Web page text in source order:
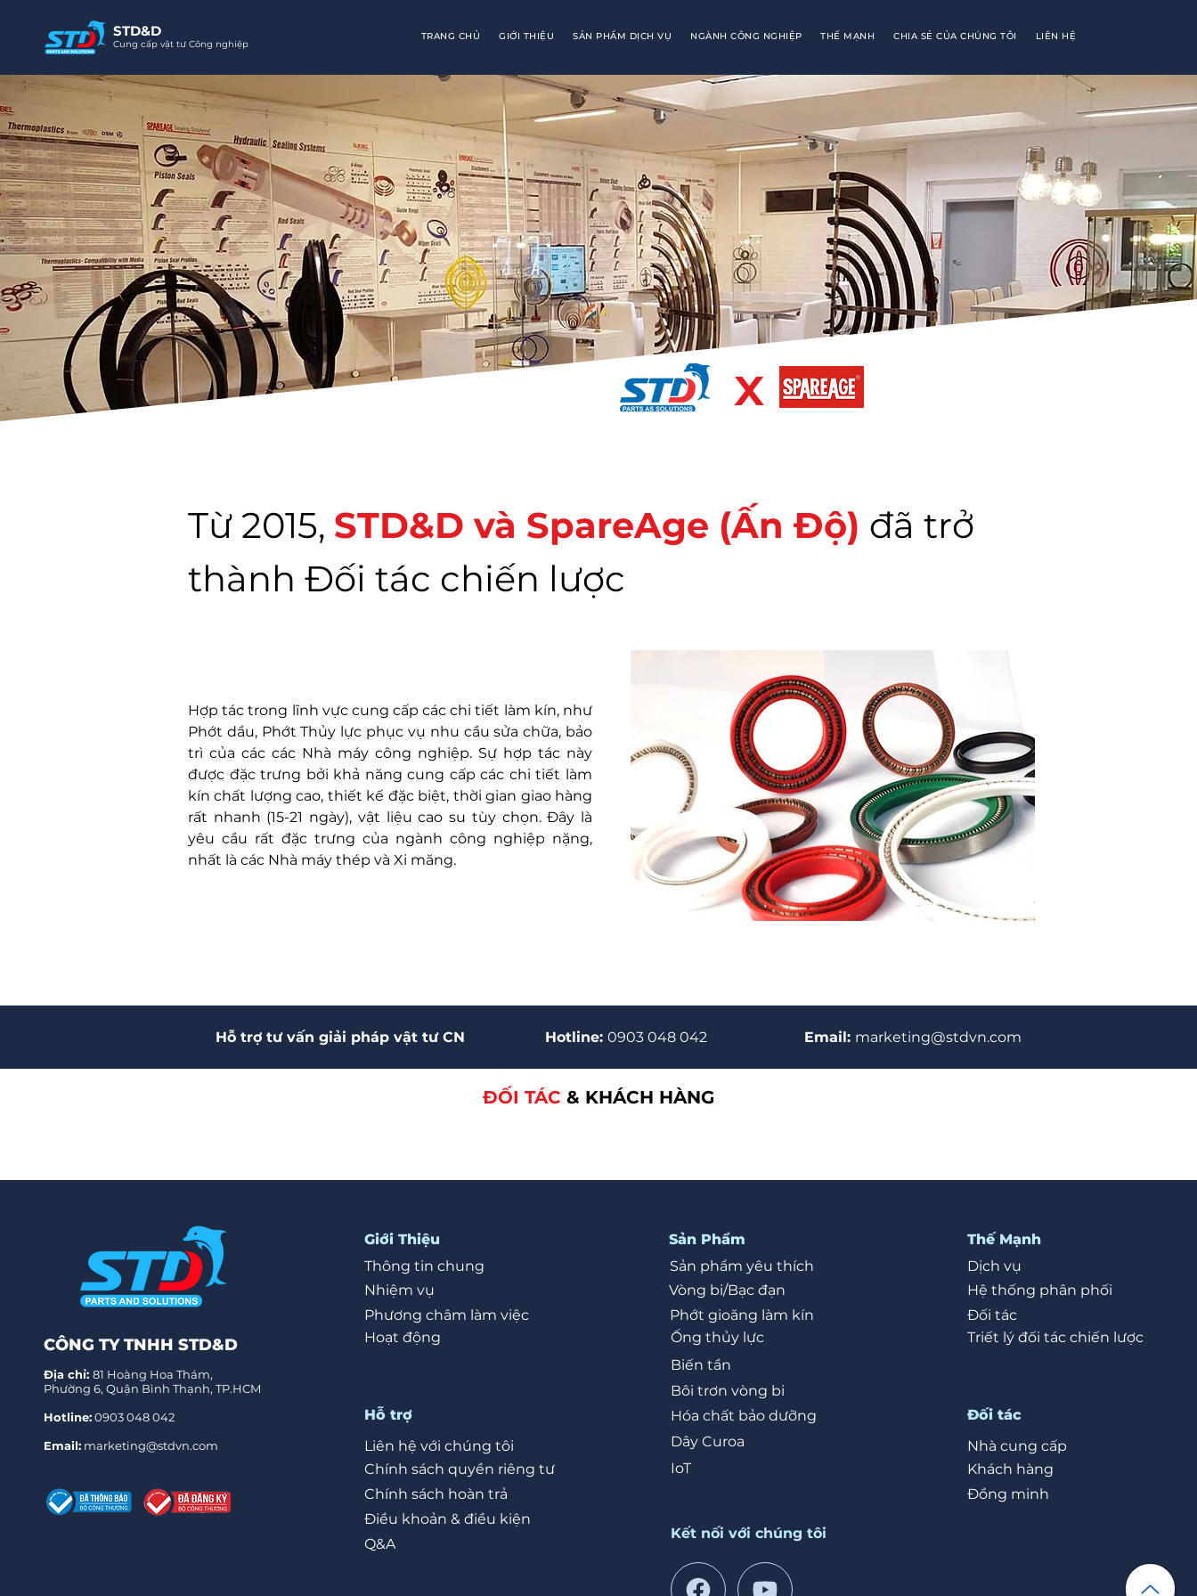
STD&D
Cung cấp vật tư Công nghiệp
TRANG CHỦ GIỚI THIỆU SẢN PHẨM DỊCH VỤ NGÀNH CÔNG NGHIỆP THẾ MẠNH CHIA SẺ CỦA CHÚNG TÔI LIÊN HỆ
x
Từ 2015, STD&D và SpareAge (Ấn Độ) đã trở
thành Đối tác chiến lược
Hợp tác trong lĩnh vực cung cấp các chi tiết làm kín, như
Phớt dầu, Phớt Thủy lực phục vụ nhu cầu sửa chữa, bảo
trì của các các Nhà máy công nghiệp. Sự hợp tác này
được đặc trưng bởi khả năng cung cấp các chi tiết làm
kín chất lượng cao, thiết kế đặc biệt, thời gian giao hàng
rất nhanh (15-21 ngày), vật liệu cao su tùy chọn. Đây là
yêu cầu rất đặc trưng của ngành công nghiệp nặng,
nhất là các Nhà máy thép và Xi măng.
Hỗ trợ tư vấn giải pháp vật tư CN Hotline: 0903 048 042 Email: marketing@stdvn.com
ĐỐI TÁC & KHÁCH HÀNG
CÔNG TY TNHH STD&D
Địa chỉ: 81 Hoàng Hoa Thám,
Phường 6, Quận Bình Thạnh, TP.HCM
Hotline:0903 048 042
Email: marketing@stdvn.com
Giới Thiệu
Thông tin chung
Nhiệm vụ
Phương châm làm việc
Hoạt động
Hỗ trợ
Liên hệ với chúng tôi
Chính sách quyền riêng tư
Chính sách hoàn trả
Điều khoản & điều kiện
Q&A
Sản Phẩm
Sản phẩm yêu thích
Vòng bi/Bạc đạn
Phớt gioăng làm kín
Ống thủy lực
Biến tần
Bôi trơn vòng bi
Hóa chất bảo dưỡng
Dây Curoa
IoT
Kết nối với chúng tôi
Thế Mạnh
Dịch vụ
Hệ thống phân phối
Đối tác
Triết lý đối tác chiến lược
Đối tác
Nhà cung cấp
Khách hàng
Đồng minh